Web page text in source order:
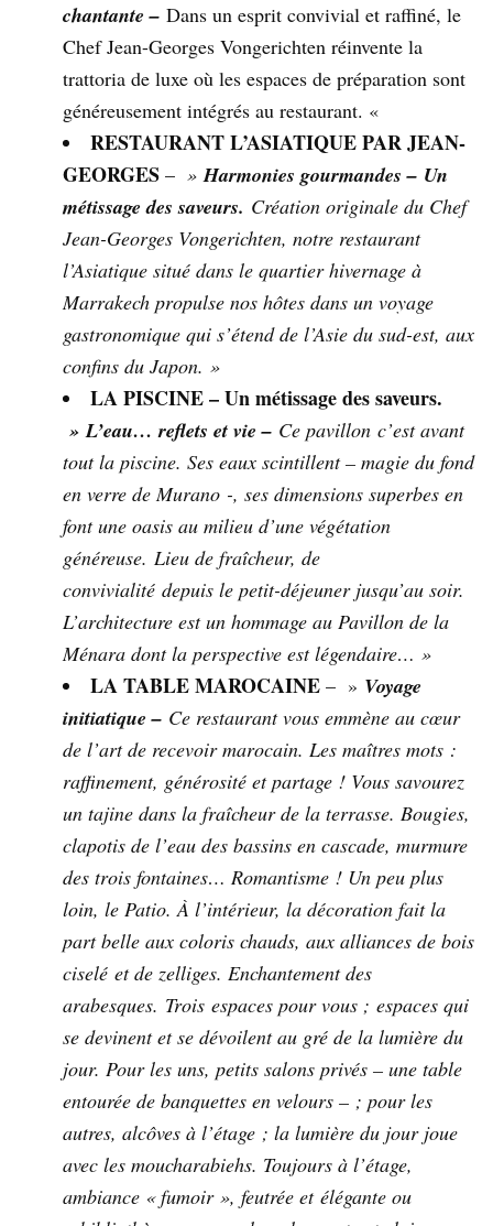
chantante – Dans un esprit convivial et raffiné, le
Chef Jean-Georges Vongerichten réinvente la
trattoria de luxe où les espaces de préparation sont
généreusement intégrés au restaurant. «
RESTAURANT L’ASIATIQUE PAR JEAN-
GEORGES – »Harmonies gourmandes – Un
métissage des saveurs. Création originale du Chef
Jean-Georges Vongerichten, notre restaurant
l’Asiatique situé dans le quartier hivernage à
Marrakech propulse nos hôtes dans un voyage
gastronomique qui s’étend de l’Asie du sud-est, aux
confins du Japon. »
LA PISCINE – Un métissage des saveurs.
»L’eau… reflets et vie – Ce pavillon c’est avant
tout la piscine. Ses eaux scintillent – magie du fond
en verre de Murano -, ses dimensions superbes en
font une oasis au milieu d’une végétation
généreuse. Lieu de fraîcheur, de
convivialité depuis le petit-déjeuner jusqu’au soir.
L’architecture est un hommage au Pavillon de la
Ménara dont la perspective est légendaire… »
LA TABLE MAROCAINE – » Voyage
initiatique – Ce restaurant vous emmène au cœur
de l’art de recevoir marocain. Les maîtres mots :
raffinement, générosité et partage ! Vous savourez
un tajine dans la fraîcheur de la terrasse. Bougies,
clapotis de l’eau des bassins en cascade, murmure
des trois fontaines… Romantisme ! Un peu plus
loin, le Patio. À l’intérieur, la décoration fait la
part belle aux coloris chauds, aux alliances de bois
ciselé et de zelliges. Enchantement des
arabesques. Trois espaces pour vous ; espaces qui
se devinent et se dévoilent au gré de la lumière du
jour. Pour les uns, petits salons privés – une table
entourée de banquettes en velours – ; pour les
autres, alcôves à l’étage ; la lumière du jour joue
avec les moucharabiehs. Toujours à l’étage,
ambiance « fumoir », feutrée et élégante ou